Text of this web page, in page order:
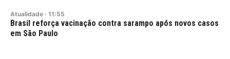
Atualidade · 11:55
Brasil reforça vacinação contra sarampo após novos casos
em São Paulo